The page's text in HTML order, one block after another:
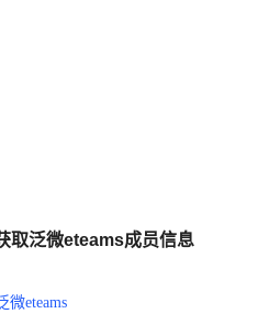
取泛微eteams成员信息
微eteams